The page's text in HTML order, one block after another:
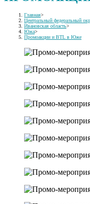
Главная>
Центральный федеральный
Ивановская область>
Южа>
Промоакции и BTL в Юже